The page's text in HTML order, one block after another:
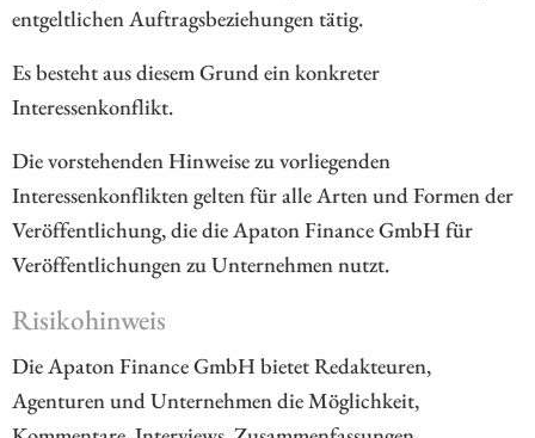
entgeltlichen Auftragsbeziehungen tätig.
Es besteht aus diesem Grund ein konkreter
Interessenkonflikt.
Die vorstehenden Hinweise zu vorliegenden
Interessenkonflikten gelten für alle Arten und Formen der
Veröffentlichung, die die Apaton Finance GmbH für
Veröffentlichungen zu Unternehmen nutzt.
Risikohinweis
Die Apaton Finance GmbH bietet Redakteuren,
Agenturen und Unternehmen die Möglichkeit,